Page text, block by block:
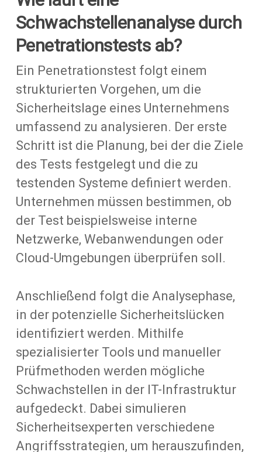
Schwachstellenanalyse durch
Penetrationstests ab?
Ein Penetrationstest folgt einem
strukturierten Vorgehen, um die
Sicherheitslage eines Unternehmens
umfassend zu analysieren. Der erste
Schritt ist die Planung, bei der die Ziele
des Tests festgelegt und die zu
testenden Systeme definiert werden.
Unternehmen müssen bestimmen, ob
der Test beispielsweise interne
Netzwerke, Webanwendungen oder
Cloud-Umgebungen überprüfen soll.
Anschließend folgt die Analysephase,
in der potenzielle Sicherheitslücken
identifiziert werden. Mithilfe
spezialisierter Tools und manueller
Prüfmethoden werden mögliche
Schwachstellen in der IT-Infrastruktur
aufgedeckt. Dabei simulieren
Sicherheitsexperten verschiedene
Angriffsstrategien, um herauszufinden,